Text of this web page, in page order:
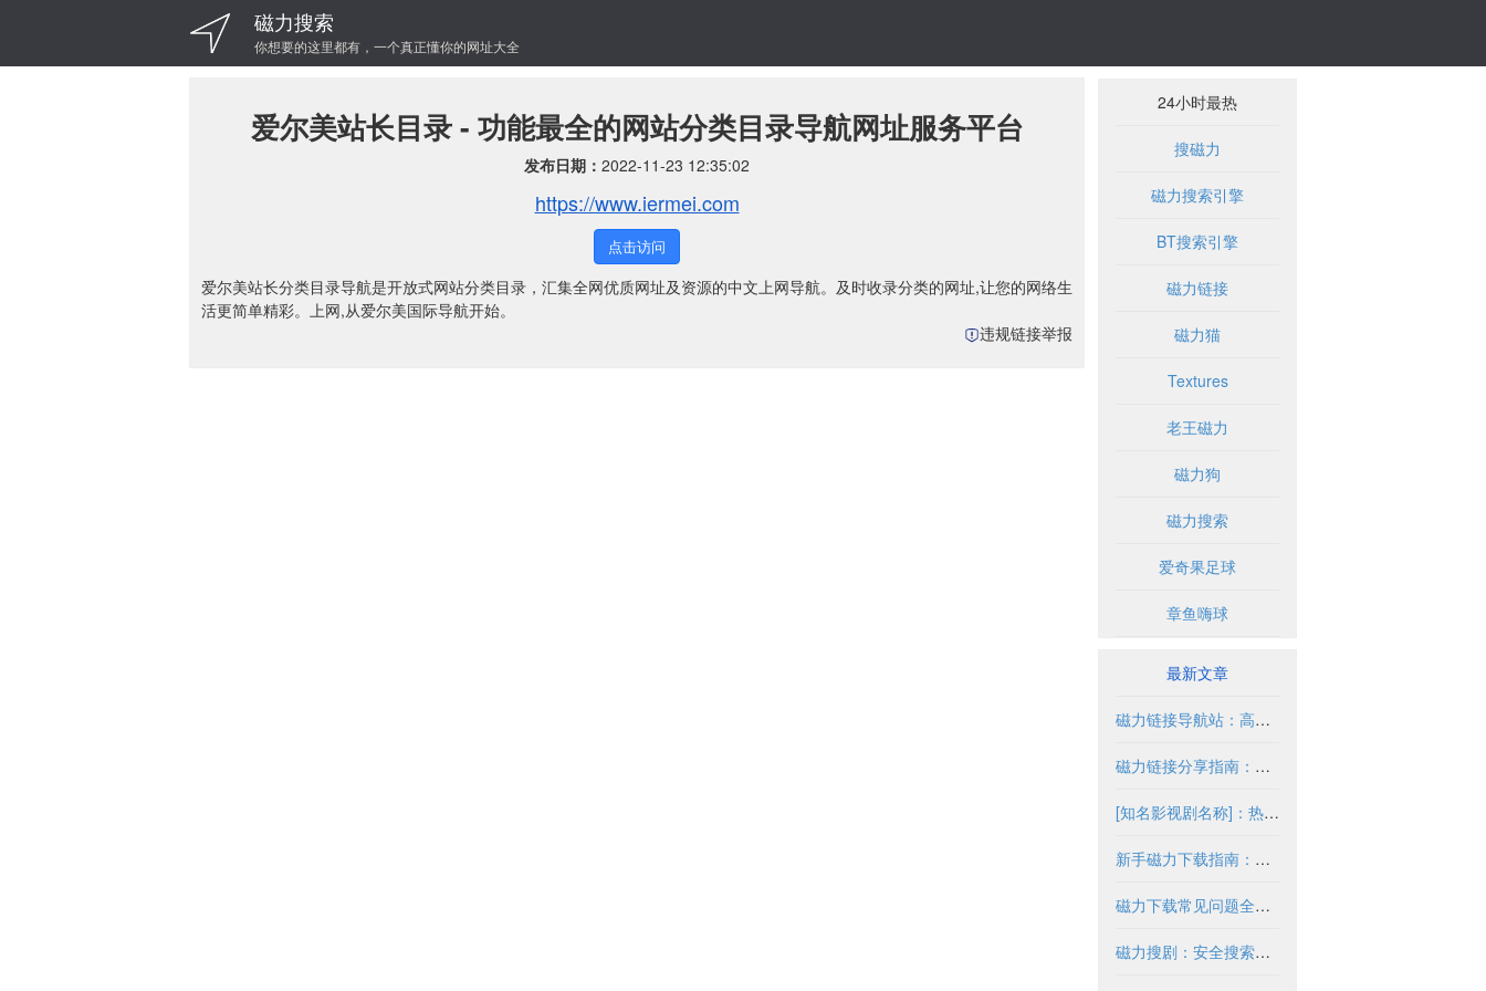
磁力搜索
你想要的这里都有，一个真正懂你的网址大全
爱尔美站长目录 - 功能最全的网站分类目录导航网址服务平台
发布日期： 2022-11-23 12:35:02
https://www.iermei.com
点击访问
爱尔美站长分类目录导航是开放式网站分类目录，汇集全网优质网址及资源的中文上网导航。及时收录分类的网址,让您的网络生
活更简单精彩。上网,从爱尔美国际导航开始。
违规链接举报
24小时最热
搜磁力
磁力搜索引擎
BT搜索引擎
磁力链接
磁力猫
Textures
老王磁力
磁力狗
磁力搜索
爱奇果足球
章鱼嗨球
最新文章
磁力链接导航站：高效获取资源的合法途径
磁力链接分享指南：安全合法获取资源
[知名影视剧名称]：热门剧情与高清资源解析
新手磁力下载指南：新手必读完整教程
磁力下载常见问题全解析
磁力搜剧：安全搜索与合法使用指南